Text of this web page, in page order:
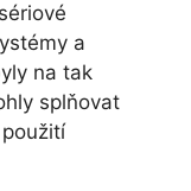
a
na tak
splňovat